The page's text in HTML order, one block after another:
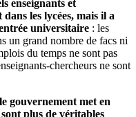
enseignants et
les lycées, mais il a
universitaire : les
un grand nombre de facs ni
du temps ne sont pas
chercheurs ne sont
gouvernement met en
plus de véritables